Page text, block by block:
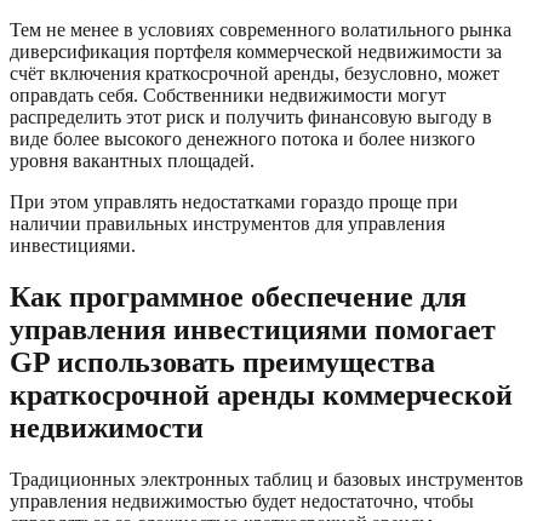
Тем не менее в условиях современного волатильного рынка
диверсификация портфеля коммерческой недвижимости за
счёт включения краткосрочной аренды, безусловно, может
оправдать себя. Собственники недвижимости могут
распределить этот риск и получить финансовую выгоду в
виде более высокого денежного потока и более низкого
уровня вакантных площадей.
При этом управлять недостатками гораздо проще при
наличии правильных инструментов для управления
инвестициями.
Как программное обеспечение для
управления инвестициями помогает
GP использовать преимущества
краткосрочной аренды коммерческой
недвижимости
Традиционных электронных таблиц и базовых инструментов
управления недвижимостью будет недостаточно, чтобы